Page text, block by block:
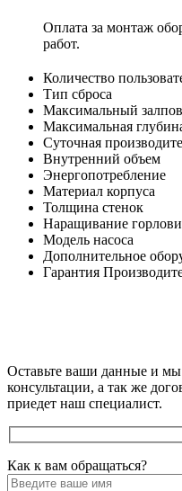
Оплата за монтаж
работ.
Количество
Тип сброса
Максимальный
Максимальная
Суточная
Внутренний объем
Энергопотребление
Материал корпуса
Толщина стенок
Наращивание
Модель насоса
Дополнительное
Гарантия
Оставьте ваши данные и
консультации, а так же
приедет наш специалист.
Как к вам обращаться?